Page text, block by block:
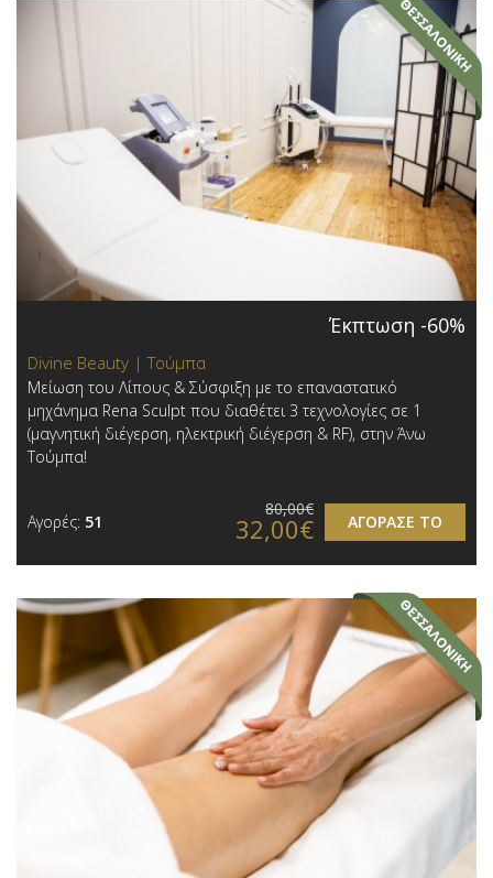
Έκπτωση -60%
Divine Beauty | Τούμπα
Μείωση του Λίπους & Σύσφιξη με το επαναστατικό
μηχάνημα Rena Sculpt που διαθέτει 3 τεχνολογίες σε 1
(μαγνητική διέγερση, ηλεκτρική διέγερση & RF), στην Άνω
Τούμπα!
Αγορές: 51 ΑΓΟΡΑΣΕ ΤΟ
80,00€
32,00€